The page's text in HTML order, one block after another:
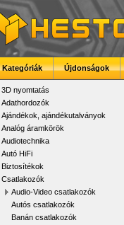
Kategóriák Újdonságok
3D nyomtatás
Adathordozók
Ajándékok, ajándékutalványok
Analóg áramkörök
Audiotechnika
Autó HiFi
Biztosítékok
Csatlakozók
Audio-Video csatlakozók
Autós csatlakozók
Banán csatlakozók